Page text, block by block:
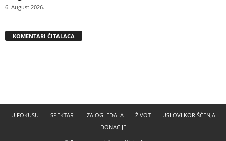
6. August 2026.
KOMENTARI ČITALACA
U FOKUSU SPEKTAR IZA OGLEDALA ŽIVOT
USLOVI KORIŠĆENJA
DONACIJE